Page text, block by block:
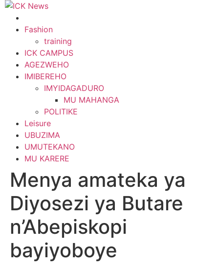
Skip
contentFashion
training
ICK CAMPUS
AGEZWEHO
IMIBEREHO
IMYIDAGADURO
MU MAHANGA
POLITIKE
Leisure
UBUZIMA
UMUTEKANO
MU KARERE
Menya amateka ya
Diyosezi ya Butare
n’Abepiskopi
bayiyoboye